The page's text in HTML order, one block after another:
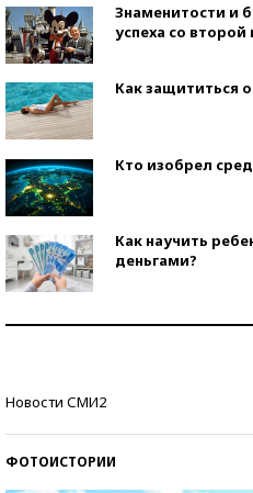
Знаменитости и
успеха со
Как защититься
Кто изобрел
Как научить
деньгами?
Новости СМИ2
ФОТОИСТОРИИ